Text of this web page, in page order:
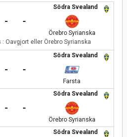
Södra Svealand
- -
Örebro Syrianska
: Oavgjort eller Örebro Syrianska
Södra Svealand
- -
Farsta
Södra Svealand
- -
Örebro Syrianska
Södra Svealand